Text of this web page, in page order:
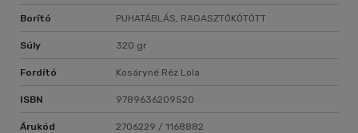
Borító PUHATÁBLÁS, RAGASZTÓKÖTÖTT
Súly 320 gr
Fordító Kosáryné Réz Lola
ISBN 9789636209520
Árukód 2706229 / 1168882